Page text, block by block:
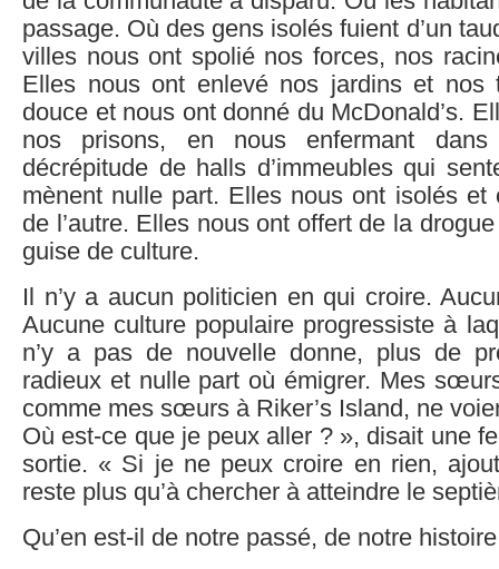
passage. Où des gens isolés fuient d’un
villes nous ont spolié nos forces, nos
Elles nous ont enlevé nos jardins et nos
douce et nous ont donné du McDonald’s.
nos prisons, en nous enfermant
décrépitude de halls d’immeubles qui
mènent nulle part. Elles nous ont isolés et
de l’autre. Elles nous ont offert de la
guise de culture.
Il n’y a aucun politicien en qui croire.
Aucune culture populaire progressiste à
n’y a pas de nouvelle donne, plus de
radieux et nulle part où émigrer. Mes
comme mes sœurs à Riker’s Island, ne
Où est-ce que je peux aller ? », disait une
sortie. « Si je ne peux croire en rien,
reste plus qu’à chercher à atteindre le
Qu’en est-il de notre passé, de notre